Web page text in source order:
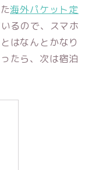
海外パケット定
るので、スマホ
はなんとかなり
たら、次は宿泊